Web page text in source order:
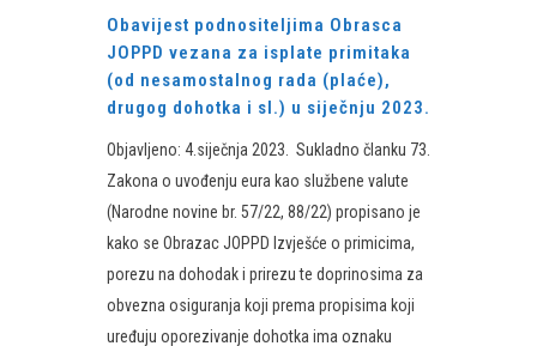
Obavijest podnositeljima Obrasca
JOPPD vezana za isplate primitaka
(od nesamostalnog rada (plaće),
drugog dohotka i sl.) u siječnju 2023.
Objavljeno: 4.siječnja 2023. ​Sukladno članku 73.
Zakona o uvođenju eura kao službene valute
(Na​​​rodne novine br. 57/22, 88/22) propisano je
kako se Obrazac JOPPD Izvješće o primicima,
porezu na dohodak i prirezu te doprinosima za
obvezna osiguranja koji prema propisima koji
uređuju oporezivanje dohotka ima oznaku